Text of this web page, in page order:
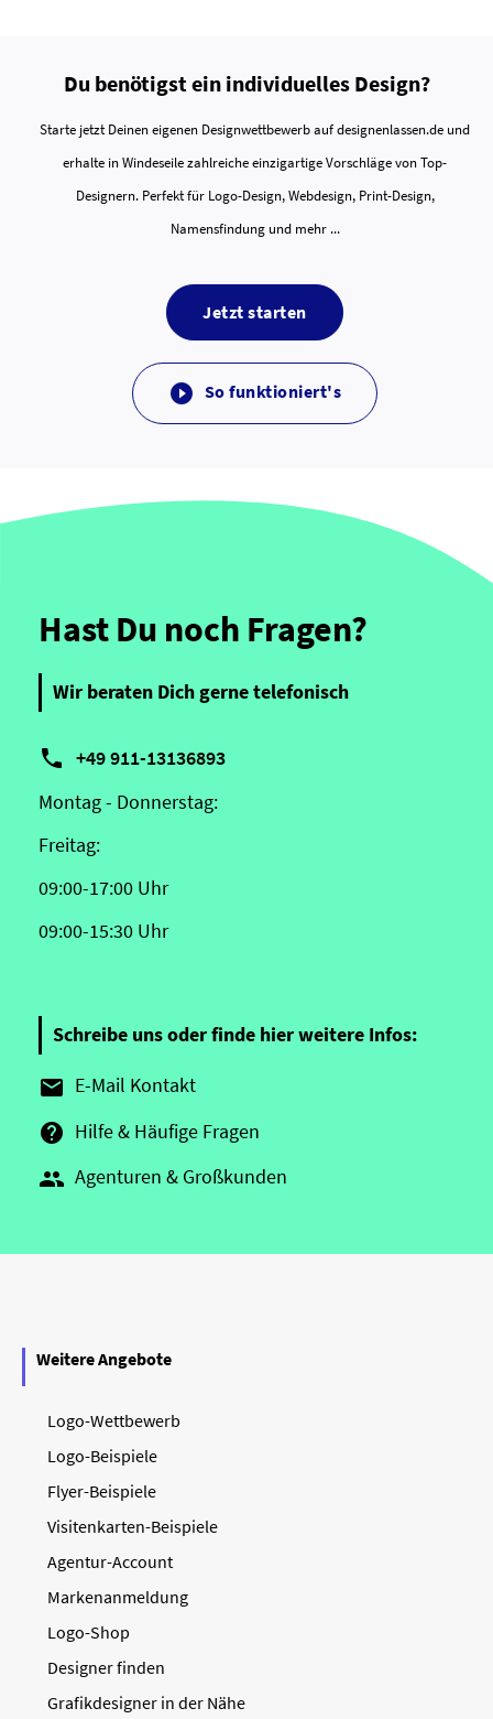
Du benötigst ein individuelles Design?
Starte jetzt Deinen eigenen Designwettbewerb auf designenlassen.de und
erhalte in Windeseile zahlreiche einzigartige Vorschläge von Top-
Designern. Perfekt für Logo-Design, Webdesign, Print-Design,
Namensfindung und mehr ...
Jetzt starten
 So funktioniert's
Hast Du noch Fragen?
Wir beraten Dich gerne telefonisch
 +49 911-13136893
Montag - Donnerstag:
Freitag:
09:00-17:00 Uhr
09:00-15:30 Uhr
Schreibe uns oder finde hier weitere Infos:
 E-Mail Kontakt
 Hilfe & Häufige Fragen
 Agenturen & Großkunden
Weitere Angebote
Logo-Wettbewerb
Logo-Beispiele
Flyer-Beispiele
Visitenkarten-Beispiele
Agentur-Account
Markenanmeldung
Logo-Shop
Designer finden
Grafikdesigner in der Nähe